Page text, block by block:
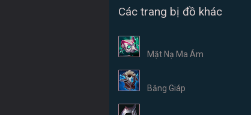
Các trang bị đồ khác
Mặt Nạ Ma Ám
Băng Giáp